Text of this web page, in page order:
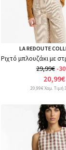
LA REDOUTE
29,99€ -
20,99€
20,99€ Χαμ. Τιμή